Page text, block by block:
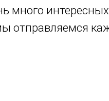
много
отправляемся